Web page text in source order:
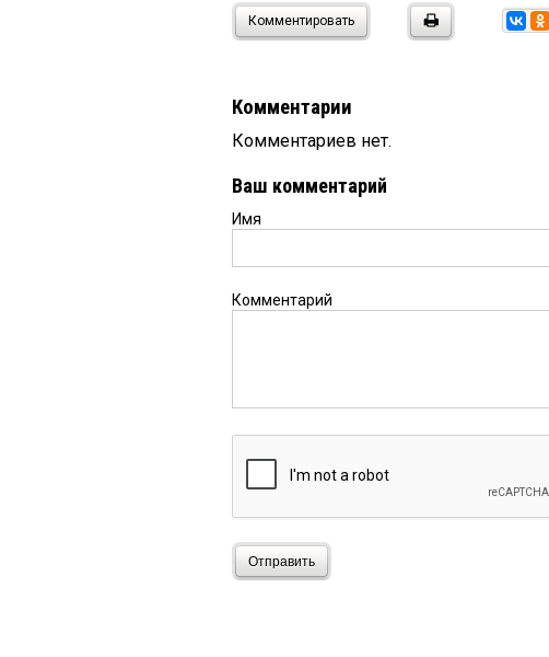
Комментировать
Комментарии
Комментариев нет.
Ваш комментарий
Имя
Комментарий
Отправить